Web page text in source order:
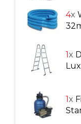
4x
1x
1x